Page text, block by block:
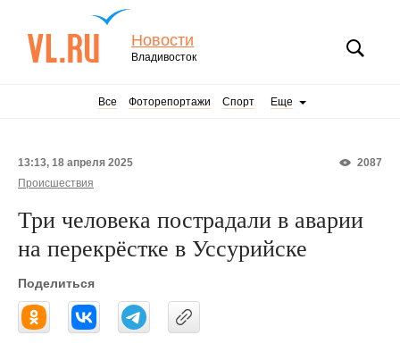
Новости
Владивосток
Все Фоторепортажи Спорт Еще
2087
13:13, 18 апреля 2025
Происшествия
Три человека пострадали в аварии
на перекрёстке в Уссурийске
Поделиться